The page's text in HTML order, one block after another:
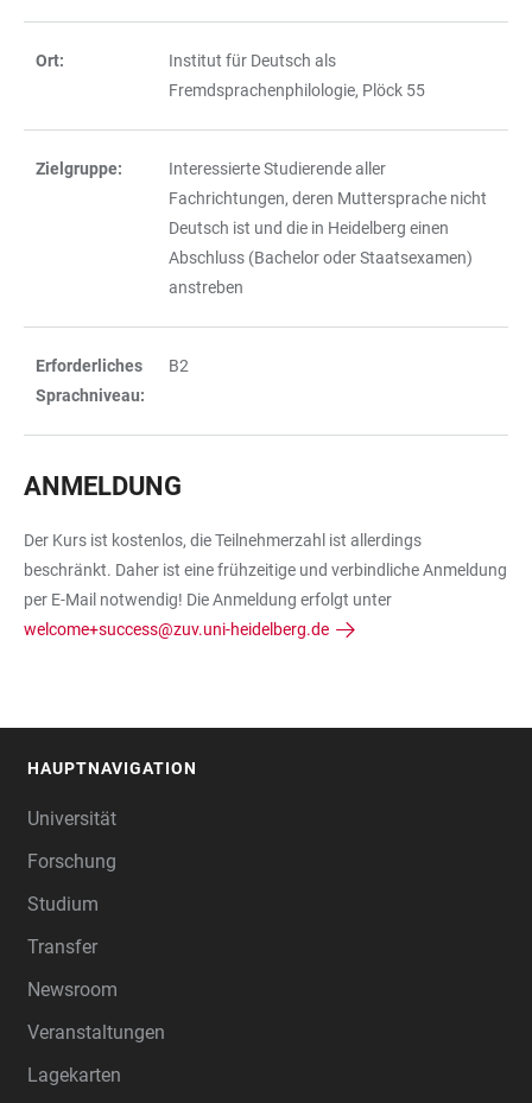
Ort:
Institut für Deutsch als
Fremdsprachenphilologie, Plöck 55
Zielgruppe:
Interessierte Studierende aller
Fachrichtungen, deren Muttersprache nicht
Deutsch ist und die in Heidelberg einen
Abschluss (Bachelor oder Staatsexamen)
anstreben
Erforderliches
Sprachniveau:
B2
ANMELDUNG
Der Kurs ist kostenlos, die Teilnehmerzahl ist allerdings
beschränkt. Daher ist eine frühzeitige und verbindliche Anmeldung
per E-Mail notwendig! Die Anmeldung erfolgt unter
welcome+success@zuv.uni-heidelberg.de
HAUPTNAVIGATION
Universität
Forschung
Studium
Transfer
Newsroom
Veranstaltungen
Lagekarten